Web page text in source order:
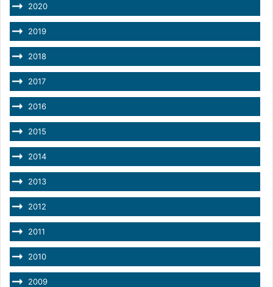
2020
2019
2018
2017
2016
2015
2014
2013
2012
2011
2010
2009